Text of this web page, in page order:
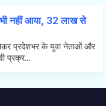
नहीं आया, 32 लाख से
प्रदेशभर के युवा नेताओं और
प्रक्र...